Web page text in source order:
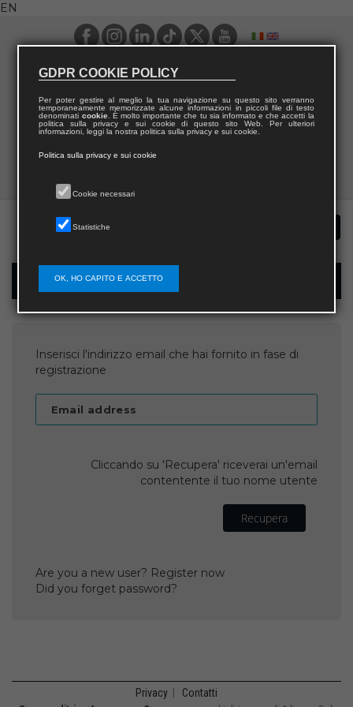
EN
Username recovery
Inserisci l'indirizzo email che hai fornito in fase di
registrazione
Email address
Cliccando su 'Recupera' riceverai un'email
contentente il tuo nome utente
Recupera
Are you a new user? Register now
Did you forget password?
Privacy Contatti
GDPR COOKIE POLICY
Per poter gestire al meglio la tua navigazione su questo sito verranno
temporaneamente memorizzate alcune informazioni in piccoli file di testo
denominati cookie. È molto importante che tu sia informato e che accetti la
politica sulla privacy e sui cookie di questo sito Web. Per ulteriori
informazioni, leggi la nostra politica sulla privacy e sui cookie.
Politica sulla privacy e sui cookie
Cookie necessari
Statistiche
OK, HO CAPITO E ACCETTO